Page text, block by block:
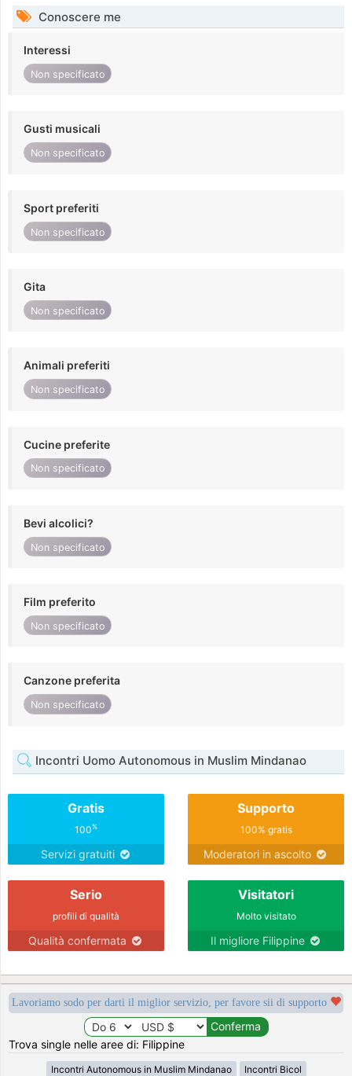
Conoscere me
Interessi
Non specificato
Gusti musicali
Non specificato
Sport preferiti
Non specificato
Gita
Non specificato
Animali preferiti
Non specificato
Cucine preferite
Non specificato
Bevi alcolici?
Non specificato
Film preferito
Non specificato
Canzone preferita
Non specificato
Incontri Uomo Autonomous in Muslim Mindanao
Gratis
100%
Servizi gratuiti
Supporto
100% gratis
Moderatori in ascolto
Serio
profili di qualità
Qualità confermata
Visitatori
Molto visitato
Il migliore Filippine
Lavoriamo sodo per darti il miglior servizio, per favore sii di supporto
Trova single nelle aree di: Filippine
Incontri Autonomous in Muslim Mindanao Incontri Bicol